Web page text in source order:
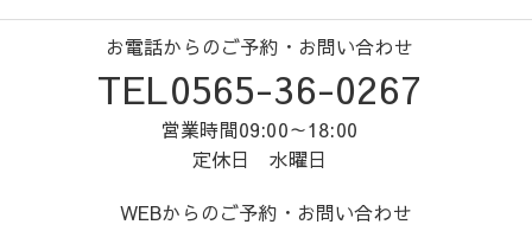
お電話からのご予約・お問い合わせ
TEL0565-36-0267
営業時間09:00～18:00
定休日 水曜日
WEBからのご予約・お問い合わせ